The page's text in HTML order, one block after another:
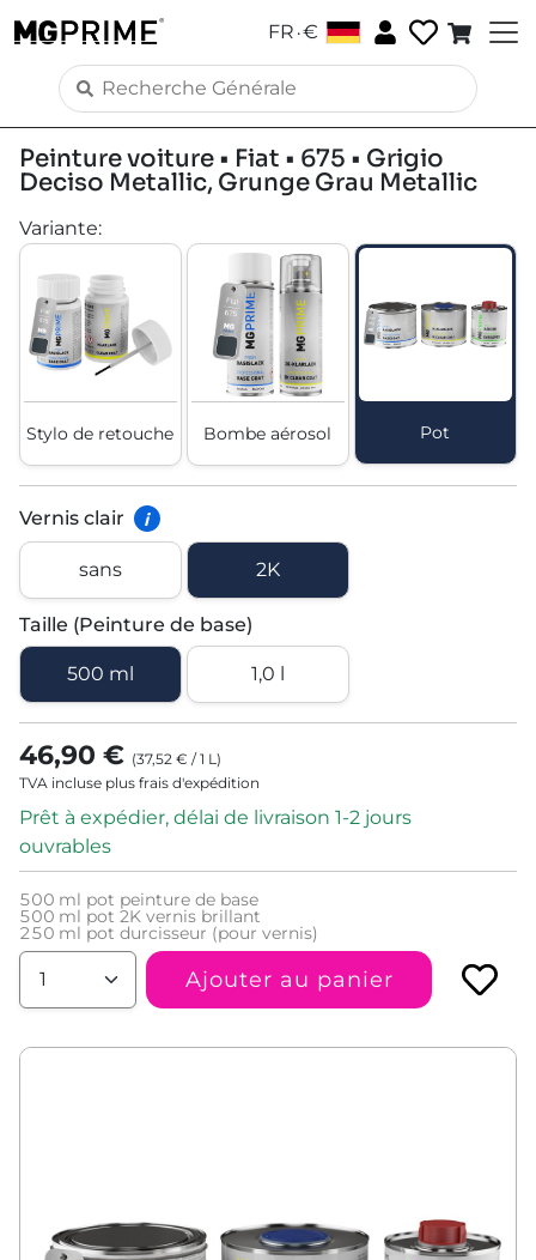
FR .€
Peinture voiture • Fiat • 675 • Grigio
Deciso Metallic, Grunge Grau Metallic
Variante:
Stylo de retouche Bombe aérosol Pot
Vernis clair i
sans 2K
Taille (Peinture de base)
500 ml 1,0 l
46,90 € (37,52 € /1 L )
TVA incluse plus frais d'expédition
Prêt à expédier, délai de livraison 1-2 jours
ouvrables
500 ml pot peinture de base
500 ml pot 2K vernis brillant
250 ml pot durcisseur (pour vernis)
Ajouter au panier